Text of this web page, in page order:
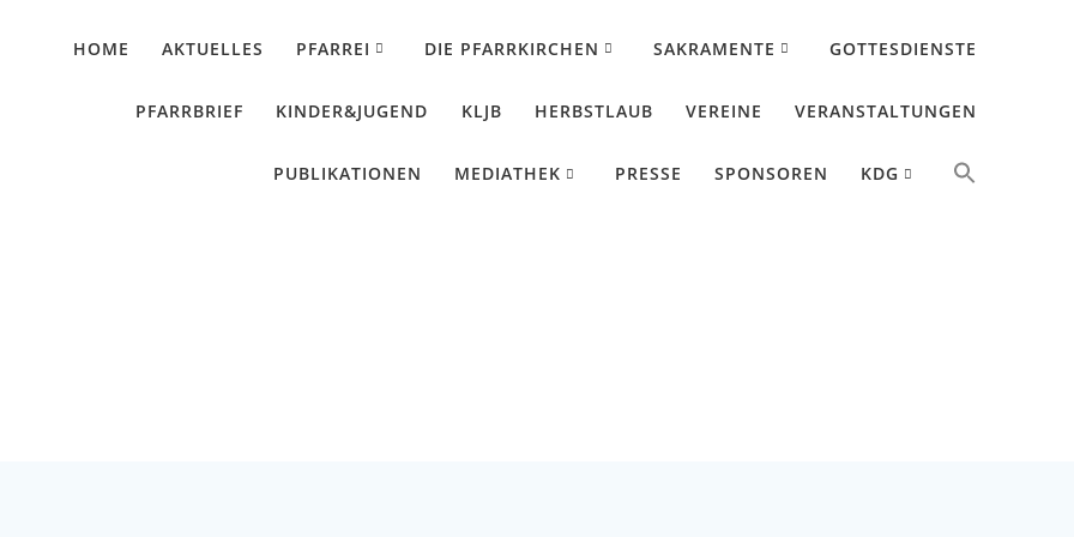
HOME AKTUELLES PFARREI DIE PFARRKIRCHEN SAKRAMENTE GOTTESDIENSTE
PFARRBRIEF KINDER&JUGEND KLJB HERBSTLAUB VEREINE VERANSTALTUNGEN
PUBLIKATIONEN MEDIATHEK PRESSE SPONSOREN KDG